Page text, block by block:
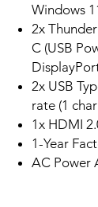
Windows
2x
C (USB
2x USB
rate (1
1x HDMI
1-Year
AC Power